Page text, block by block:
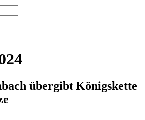
übergibt Königskette